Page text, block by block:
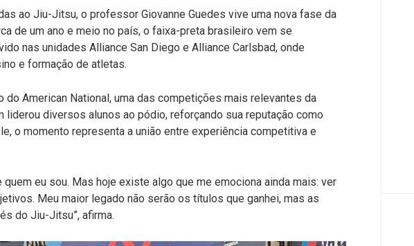
ao Jiu-Jitsu, o professor Giovanne Guedes vive uma nova fase da
de um ano e meio no país, o faixa-preta brasileiro vem se
nas unidades Alliance San Diego e Alliance Carlsbad, onde
e formação de atletas.
do American National, uma das competições mais relevantes da
liderou diversos alunos ao pódio, reforçando sua reputação como
o momento representa a união entre experiência competitiva e
eu sou. Mas hoje existe algo que me emociona ainda mais: ver
Meu maior legado não serão os títulos que ganhei, mas as
do Jiu-Jitsu”, afirma.